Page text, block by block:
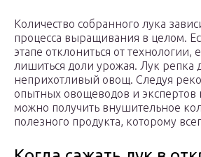
Количество собранного лука
процесса выращивания в целом.
этапе отклониться от технологии,
лишиться доли урожая. Лук репка
неприхотливый овощ. Следуя
опытных овощеводов и экспертов
можно получить внушительное
полезного продукта, которому